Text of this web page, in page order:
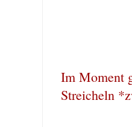
Im Moment
Streicheln